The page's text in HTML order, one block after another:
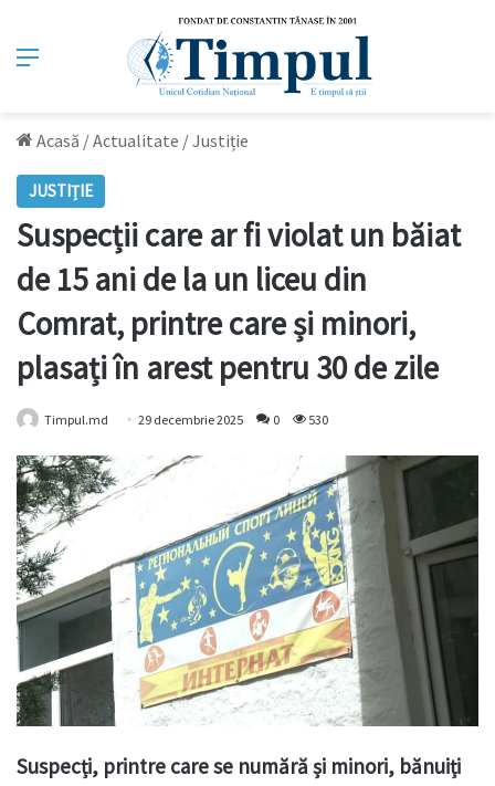
Meniu
Acasă /Actualitate /Justiție
JUSTIȚIE
Suspecții care ar fi violat un băiat
de 15 ani de la un liceu din
Comrat, printre care și minori,
plasați în arest pentru 30 de zile
Timpul.md 29 decembrie 2025 0 530
Suspecți, printre care se numără și minori, bănuiți